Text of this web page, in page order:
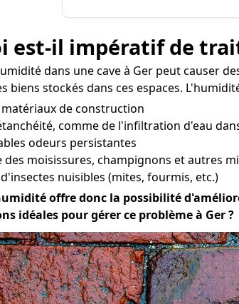
est-il impératif de
dans une cave à Ger peut causer
biens stockés dans ces espaces.
matériaux de construction
comme de l'infiltration d'eau
odeurs persistantes
des moisissures, champignons et autres
nuisibles (mites, fourmis, etc.)
offre donc la possibilité
idéales pour gérer ce problème à Ger ?